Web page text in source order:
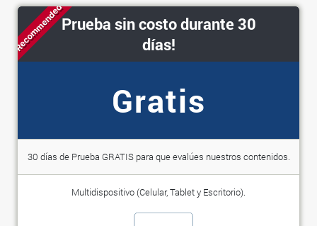
RecommendedPrueba sin costo durante 30
días!
Gratis
30 días de Prueba GRATIS para que evalúes nuestros contenidos.
Multidispositivo (Celular, Tablet y Escritorio).